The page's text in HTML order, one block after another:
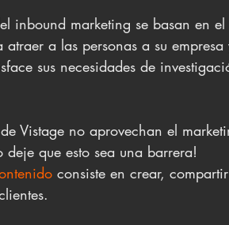
inbound marketing se basan en
a las personas a su
sus necesidades de
Vistage no aprovechan el
que esto sea una barrera!
consiste en crear,